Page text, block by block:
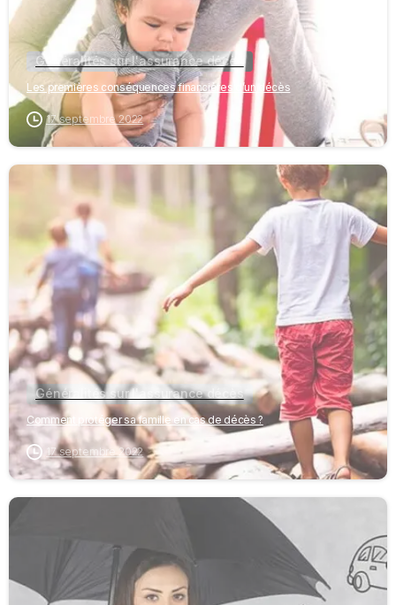
Généralités sur l'assurance décès
Les premières conséquences financières d’un décès
17 septembre 2022
-
Généralités sur l'assurance décès
Comment protéger sa famille en cas de décès ?
17 septembre 2022